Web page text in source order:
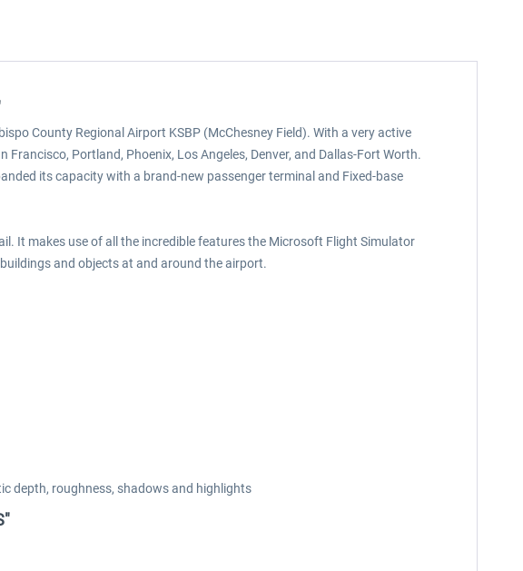
County Regional Airport KSBP (McChesney Field). With a very active
Portland, Phoenix, Los Angeles, Denver, and Dallas-Fort Worth.
its capacity with a brand-new passenger terminal and Fixed-base
It makes use of all the incredible features the Microsoft Flight Simulator
and objects at and around the airport.
depth, roughness, shadows and highlights